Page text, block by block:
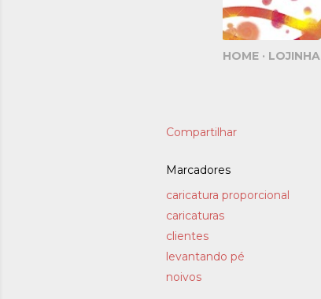
HOME LOJINHA
Compartilhar
Marcadores
caricatura proporcional
caricaturas
clientes
levantando pé
noivos